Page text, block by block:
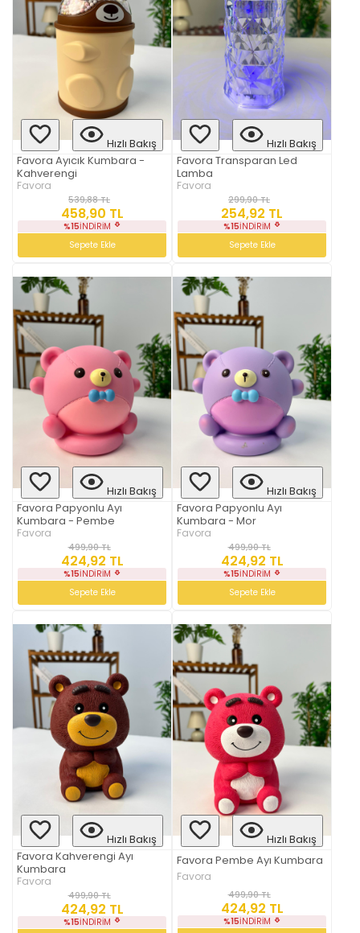
Hızlı Bakış
Favora Ayıcık Kumbara -
Kahverengi
Favora
539,88 TL
458,90 TL
%15İNDIRIM
Sepete Ekle
Hızlı Bakış
Favora Transparan Led
Lamba
Favora
299,90 TL
254,92 TL
%15İNDIRIM
Sepete Ekle
Hızlı Bakış
Favora Papyonlu Ayı
Kumbara - Pembe
Favora
499,90 TL
424,92 TL
%15İNDIRIM
Sepete Ekle
Hızlı Bakış
Favora Papyonlu Ayı
Kumbara - Mor
Favora
499,90 TL
424,92 TL
%15İNDIRIM
Sepete Ekle
Hızlı Bakış
Favora Kahverengi Ayı
Kumbara
Favora
499,90 TL
424,92 TL
%15İNDIRIM
Hızlı Bakış
Favora Pembe Ayı Kumbara
Favora
499,90 TL
424,92 TL
%15İNDIRIM